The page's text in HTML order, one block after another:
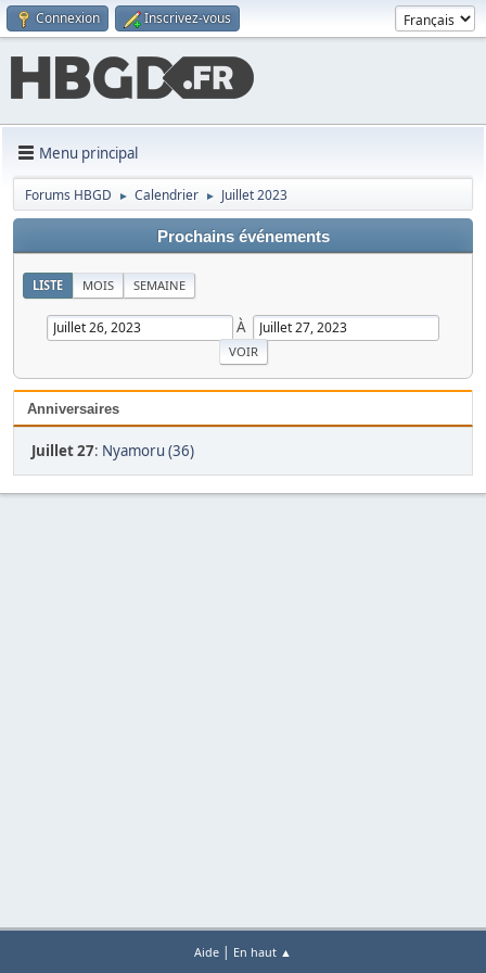
Connexion Inscrivez-vous
Menu principal
Forums HBGD ► Calendrier ► Juillet 2023
Prochains événements
LISTE MOIS SEMAINE
À
Anniversaires
Juillet 27: Nyamoru (36)
Aide | En haut ▲